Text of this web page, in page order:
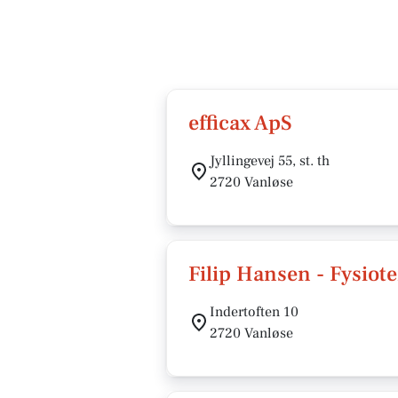
efficax ApS
Jyllingevej 55, st. th
2720 Vanløse
Filip Hansen -
Indertoften 10
2720 Vanløse